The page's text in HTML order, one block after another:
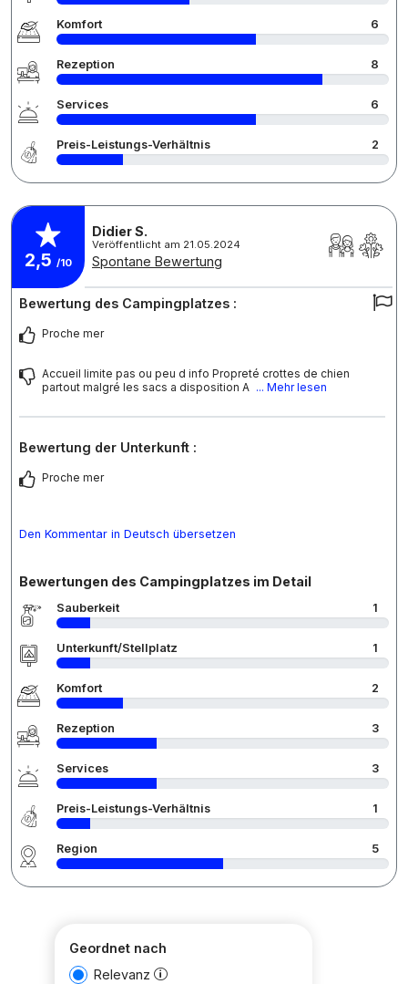
Komfort 6
Rezeption 8
Services 6
Preis-Leistungs-Verhältnis 2
2,5 /10
Didier S.
Veröffentlicht am 21.05.2024
Spontane Bewertung
Bewertung des Campingplatzes :
Proche mer
Accueil limite pas ou peu d info Propreté crottes de chien
partout malgré les sacs a disposition A ... Mehr lesen
Bewertung der Unterkunft :
Proche mer
Den Kommentar in Deutsch übersetzen
Bewertungen des Campingplatzes im Detail
Sauberkeit 1
Unterkunft/Stellplatz 1
Komfort 2
Rezeption 3
Services 3
Preis-Leistungs-Verhältnis 1
Region 5
Geordnet nach
Relevanz